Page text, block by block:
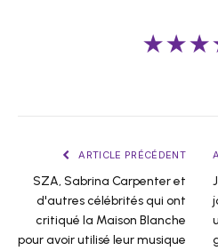
ARTICLE PRÉCÉDENT
SZA, Sabrina Carpenter et
d'autres célébrités qui ont
critiqué la Maison Blanche
pour avoir utilisé leur musique